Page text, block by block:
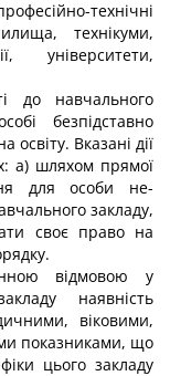
техніч­ні
технікуми,
уні­верситети,
до навчального
безпідставно
освіту. Вказані дії
а) шляхом прямої
для особи не­
закладу,
своє право на
відмовою у
наявність
віковими,
показниками, що
цього закладу